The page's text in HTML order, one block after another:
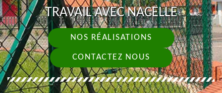
TRAVAIL AVEC NACELLE
NOS RÉALISATIONS
CONTACTEZ NOUS